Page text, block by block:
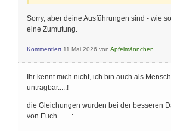
Sorry, aber deine Ausführungen sind - wie
eine Zumutung.
Kommentiert 11 Mai 2026 von Apfelmännchen
Ihr kennt mich nicht, ich bin auch als
untragbar.....!
die Gleichungen wurden bei der besseren
von Euch........: